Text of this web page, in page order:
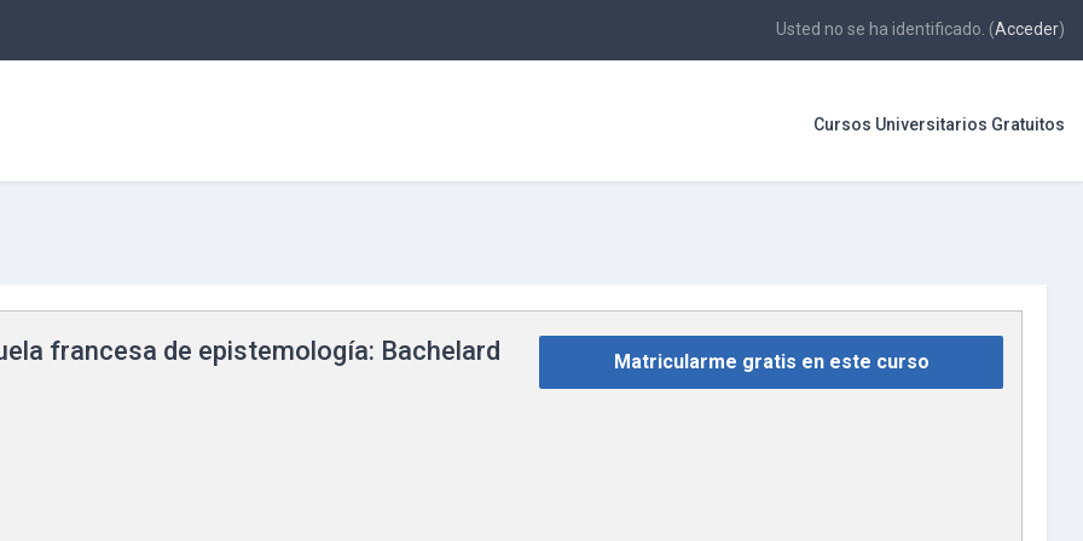
Usted no se ha identificado. (Acceder)
Cursos Universitarios Gratuitos
francesa de epistemología: Bachelard Matricularme gratis en este curso